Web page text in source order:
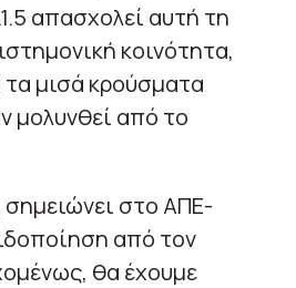
απασχολεί αυτή τη
κοινότητα,
μισά κρούσματα
μολυνθεί από το
στο ΑΠΕ-
από τον
θα έχουμε